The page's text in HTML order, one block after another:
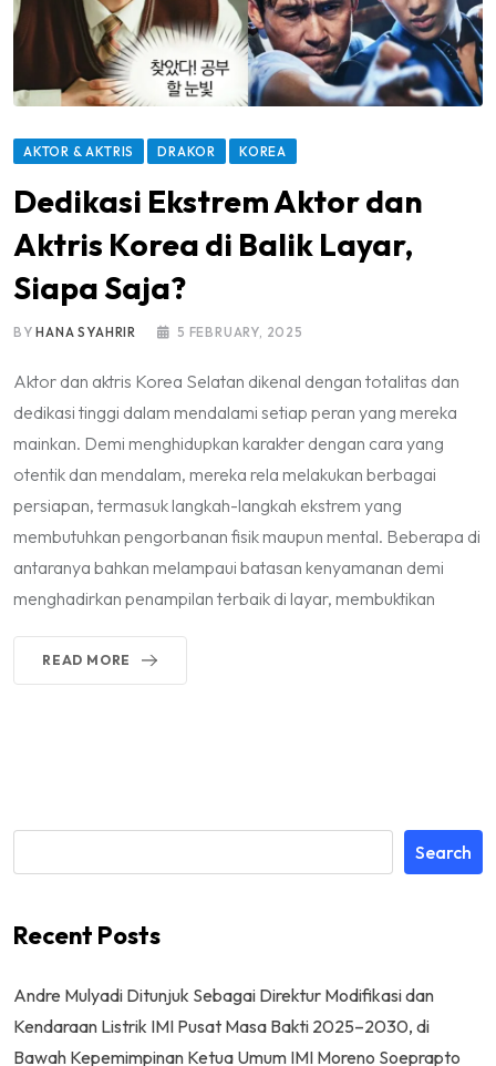
AKTOR & AKTRIS DRAKOR KOREA
Dedikasi Ekstrem Aktor dan
Aktris Korea di Balik Layar,
Siapa Saja?
BYHANA SYAHRIR 5 FEBRUARY, 2025
Aktor dan aktris Korea Selatan dikenal dengan totalitas dan
dedikasi tinggi dalam mendalami setiap peran yang mereka
mainkan. Demi menghidupkan karakter dengan cara yang
otentik dan mendalam, mereka rela melakukan berbagai
persiapan, termasuk langkah-langkah ekstrem yang
membutuhkan pengorbanan fisik maupun mental. Beberapa di
antaranya bahkan melampaui batasan kenyamanan demi
menghadirkan penampilan terbaik di layar, membuktikan
READ MORE
Search
Recent Posts
Andre Mulyadi Ditunjuk Sebagai Direktur Modifikasi dan
Kendaraan Listrik IMI Pusat Masa Bakti 2025–2030, di
Bawah Kepemimpinan Ketua Umum IMI Moreno Soeprapto